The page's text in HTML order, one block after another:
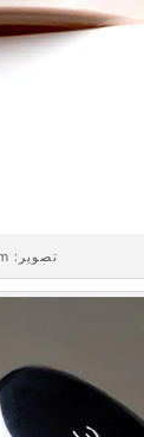
تصوير: 3lab.com